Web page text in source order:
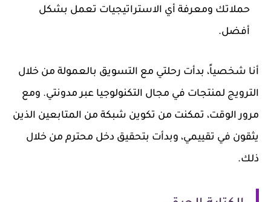
حملاتك ومعرفة أي الاستراتيجيات تعمل بشكل
أفضل.
أنا شخصياً، بدأت رحلتي مع التسويق بالعمولة من خلال
الترويج لمنتجات في مجال التكنولوجيا عبر مدونتي. ومع
مرور الوقت، تمكنت من تكوين شبكة من المتابعين الذين
يثقون في تقييمي، وبدأت بتحقيق دخل محترم من خلال
ذلك.